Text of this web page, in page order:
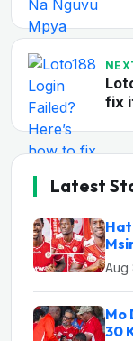
fix
Latest
Aug
Mo
30